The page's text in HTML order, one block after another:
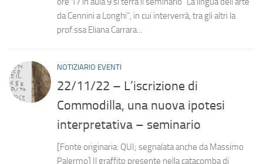
da Cennini a Longhi”, in cui interverrà, tra gli altri la
prof.ssa Eliana Carrara...
NOTIZIARIO EVENTI
22/11/22 – L’iscrizione di
Commodilla, una nuova ipotesi
interpretativa – seminario
[Fonte originaria: QUI; segnalata anche da Massimo
Palermo] Il graffito presente nella catacomba di